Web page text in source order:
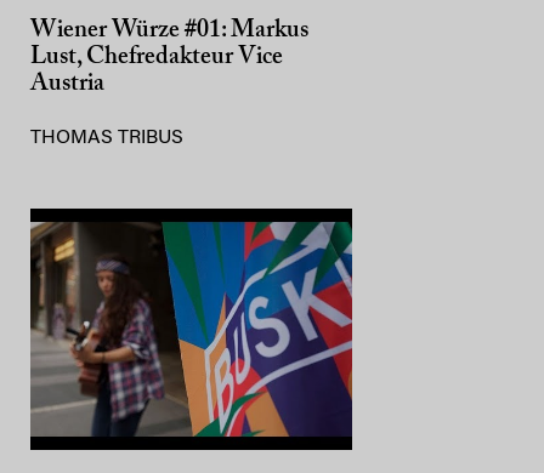
Wiener Würze #01: Markus
Lust, Chefredakteur Vice
Austria
THOMAS TRIBUS